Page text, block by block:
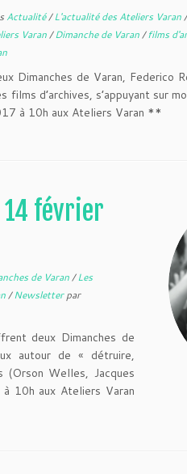
Actualité/L'actualité des Ateliers Varan
Varan/Dimanche de Varan/films
Dimanches de Varan, Federico
films d’archives, s’appuyant
à 10h aux Ateliers Varan **
14 février
de Varan/Les
/Newsletterpar
deux Dimanches de
autour de « détruire,
Welles, Jacques
10h aux Ateliers Varan